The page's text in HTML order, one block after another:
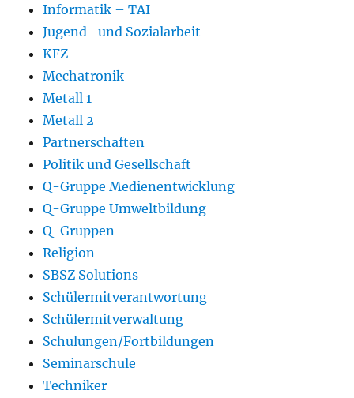
Informatik – TAI
Jugend- und Sozialarbeit
KFZ
Mechatronik
Metall 1
Metall 2
Partnerschaften
Politik und Gesellschaft
Q-Gruppe Medienentwicklung
Q-Gruppe Umweltbildung
Q-Gruppen
Religion
SBSZ Solutions
Schülermitverantwortung
Schülermitverwaltung
Schulungen/Fortbildungen
Seminarschule
Techniker